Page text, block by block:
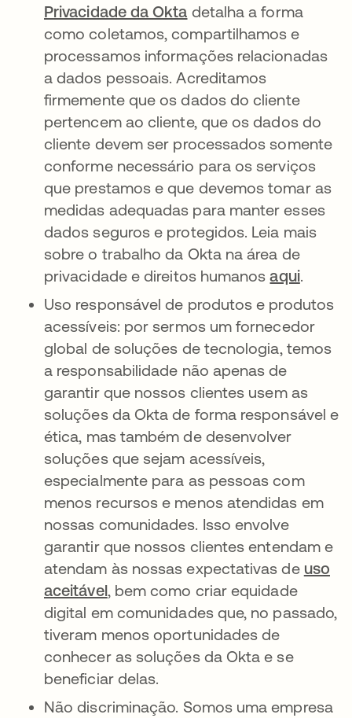
Privacidade da Okta detalha a forma
como coletamos, compartilhamos e
processamos informações relacionadas
a dados pessoais. Acreditamos
firmemente que os dados do cliente
pertencem ao cliente, que os dados do
cliente devem ser processados somente
conforme necessário para os serviços
que prestamos e que devemos tomar as
medidas adequadas para manter esses
dados seguros e protegidos. Leia mais
sobre o trabalho da Okta na área de
privacidade e direitos humanosaqui.
Uso responsável de produtos e produtos
acessíveis: por sermos um fornecedor
global de soluções de tecnologia, temos
a responsabilidade não apenas de
garantir que nossos clientes usem as
soluções da Okta de forma responsável e
ética, mas também de desenvolver
soluções que sejam acessíveis,
especialmente para as pessoas com
menos recursos e menos atendidas em
nossas comunidades. Isso envolve
garantir que nossos clientes entendam e
atendam às nossas expectativas de uso
aceitável, bem como criar equidade
digital em comunidades que, no passado,
tiveram menos oportunidades de
conhecer as soluções da Okta e se
beneficiar delas.
Não discriminação. Somos uma empresa